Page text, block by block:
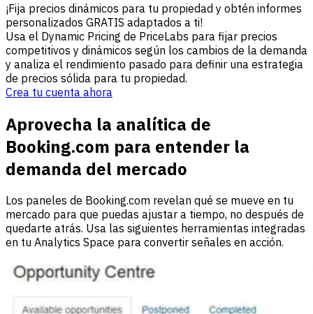
¡Fija precios dinámicos para tu propiedad y obtén informes
personalizados GRATIS adaptados a ti!
Usa el Dynamic Pricing de PriceLabs para fijar precios
competitivos y dinámicos según los cambios de la demanda
y analiza el rendimiento pasado para definir una estrategia
de precios sólida para tu propiedad.
Crea tu cuenta ahora
Aprovecha la analítica de
Booking.com para entender la
demanda del mercado
Los paneles de Booking.com revelan qué se mueve en tu
mercado para que puedas ajustar a tiempo, no después de
quedarte atrás. Usa las siguientes herramientas integradas
en tu Analytics Space para convertir señales en acción.